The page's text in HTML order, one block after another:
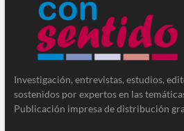
Investigación, entrevistas, estudios,
sostenidos por expertos en las
Publicación impresa de distribución